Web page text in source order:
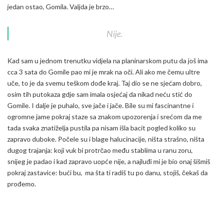
jedan ostao, Gomila. Valjda je brzo…
Nije.
Kad sam u jednom trenutku vidjela na planinarskom putu da još ima
cca 3 sata do Gomile pao mi je mrak na oči. Ali ako me čemu ultre
uče, to je da svemu teškom dođe kraj. Taj dio se ne sjećam dobro,
osim tih putokaza gdje sam imala osjećaj da nikad neću stić do
Gomile. I dalje je puhalo, sve jače i jače. Bile su mi fascinantne i
ogromne jame pokraj staze sa znakom upozorenja i srećom da me
tada svaka znatiželja pustila pa nisam išla bacit pogled koliko su
zapravo duboke. Počele su i blage halucinacije, ništa strašno, ništa
dugog trajanja: koji vuk bi protrčao među stablima u ranu zoru,
snijeg je padao i kad zapravo uopće nije, a najluđi mi je bio onaj šišmiš
pokraj zastavice: bući bu, ma šta ti radiš tu po danu, stojiš, čekaš da
prođemo.